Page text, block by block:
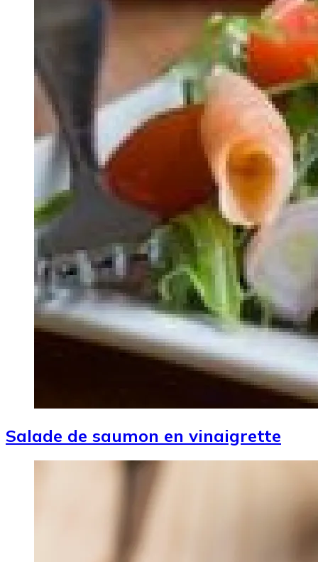
Salade de saumon en vinaigrette